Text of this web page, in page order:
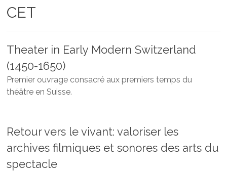
et
chercheurs
Faculté
des
lettres
CET
Theater in Early Modern Switzerland
(1450-1650)
Premier ouvrage consacré aux premiers temps du
théâtre en Suisse.
Retour vers le vivant: valoriser les
archives filmiques et sonores des arts du
spectacle